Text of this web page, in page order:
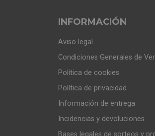
INFORMACIÓN
Aviso legal
Condiciones Generales de
Política de cookies
Política de privacidad
Información de entrega
Incidencias y devoluciones
Bases legales de sorteos y